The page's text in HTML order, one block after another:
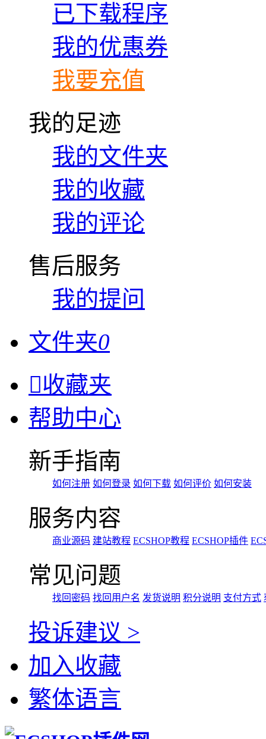
已下载程序
我的优惠券
我要充值
我的足迹
我的文件夹
我的收藏
我的评论
售后服务
我的提问
文件夹0
收藏夹
帮助中心
新手指南
如何注册 如何登录 如何下载 如何评价 如何安装
服务内容
商业源码 建站教程 ECSHOP教程 ECSHOP插件
常见问题
找回密码 找回用户名 发货说明 积分说明 支付方式
投诉建议 >
加入收藏
繁体语言